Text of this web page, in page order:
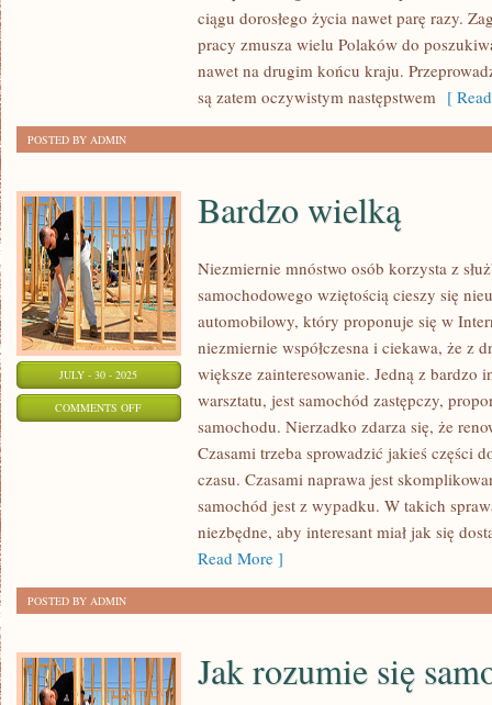
ciągu dorosłego życia nawet parę razy.
pracy zmusza wielu Polaków do
nawet na drugim końcu kraju.
są zatem oczywistym następstwem [
POSTED BY ADMIN
JULY - 30 - 2025
COMMENTS OFFON
Bardzo wielką
Niezmiernie mnóstwo osób korzysta z
samochodowego wziętością cieszy się
automobilowy, który proponuje się w
niezmiernie współczesna i ciekawa, że z
większe zainteresowanie. Jedną z bardzo
warsztatu, jest samochód zastępczy,
samochodu. Nierzadko zdarza się, że
Czasami trzeba sprowadzić jakieś części
czasu. Czasami naprawa jest
samochód jest z wypadku. W takich
niezbędne, aby interesant miał jak się
Read More ]
POSTED BY ADMIN
Jak rozumie się